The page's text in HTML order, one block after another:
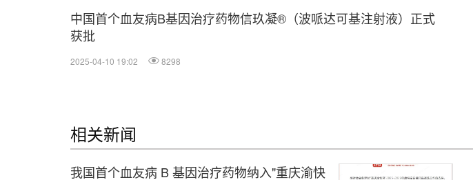
中国首个血友病B基因治疗药物信玖凝®（波哌达可基注射液）正式
获批
2025-04-10 19:02 8298
相关新闻
我国首个血友病 B 基因治疗药物纳入"重庆渝快